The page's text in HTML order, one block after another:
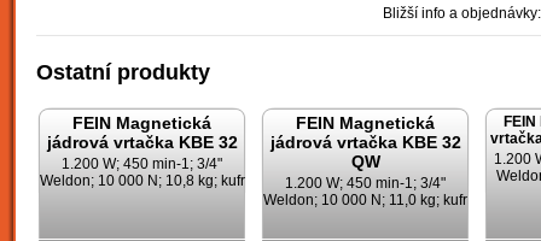
Bližší info a
Ostatní produkty
FEIN Magnetická
jádrová vrtačka KBE 32
1.200 W; 450 min-1; 3/4"
Weldon; 10 000 N; 10,8 kg; kufr
FEIN Magnetická
jádrová vrtačka KBE 32
QW
1.200 W; 450 min-1; 3/4"
Weldon; 10 000 N; 11,0 kg; kufr
1.200